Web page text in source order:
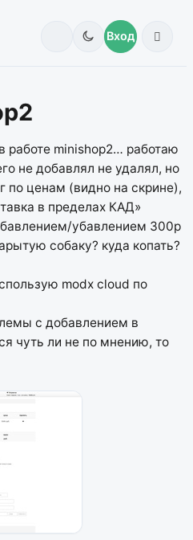
Вход
работе minishop2… работаю
не добавлял не удалял, но
по ценам (видно на скрине),
в пределах КАД»
убавлением 300р
собаку? куда копать?
modx cloud по
с добавлением в
чуть ли не по мнению, то